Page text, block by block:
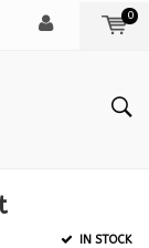
0
IN STOCK